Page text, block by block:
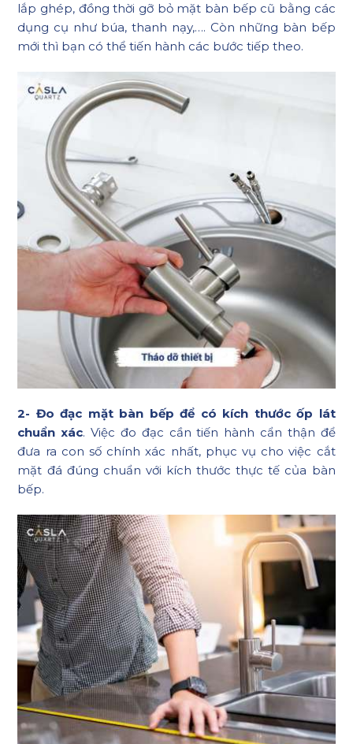
lắp ghép, đồng thời gỡ bỏ mặt bàn bếp cũ bằng các
dụng cụ như búa, thanh nạy,…. Còn những bàn bếp
mới thì bạn có thể tiến hành các bước tiếp theo.
2- Đo đạc mặt bàn bếp để có kích thước ốp lát
chuẩn xác. Việc đo đạc cần tiến hành cẩn thận để
đưa ra con số chính xác nhất, phục vụ cho việc cắt
mặt đá đúng chuẩn với kích thước thực tế của bàn
bếp.